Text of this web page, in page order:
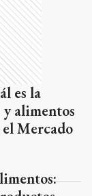
es la
alimentos
Mercado